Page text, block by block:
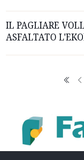
IL PAGLIARE
ASFALTATO